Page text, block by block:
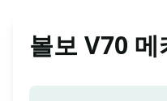
볼보 V70 메